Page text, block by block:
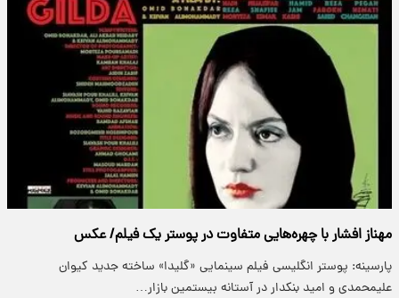
مهناز افشار با چهره‌هایی متفاوت در پوستر یک فیلم/ عکس
پارسینه: پوستر انگلیسی فیلم سینمایی «گلیدا» ساخته‌ جدید کیوان
علیمحمدی و امید بنکدار در آستانه بیستمین بازار…